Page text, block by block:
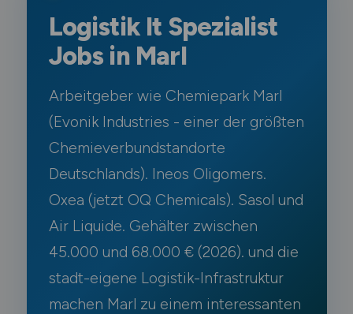
Logistik It Spezialist
Jobs in Marl
Arbeitgeber wie Chemiepark Marl
(Evonik Industries - einer der größten
Chemieverbundstandorte
Deutschlands). Ineos Oligomers.
Oxea (jetzt OQ Chemicals). Sasol und
Air Liquide. Gehälter zwischen
45.000 und 68.000 € (2026). und die
stadt-eigene Logistik-Infrastruktur
machen Marl zu einem interessanten